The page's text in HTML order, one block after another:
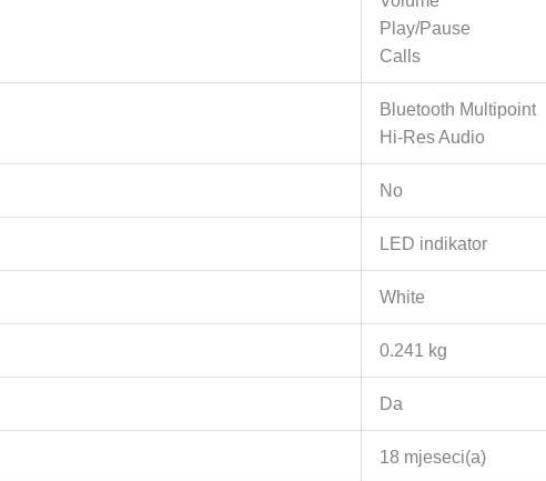
Play/Pause
Calls
Bluetooth Multipoint
Hi-Res Audio
No
LED indikator
White
0.241 kg
Da
18 mjeseci(a)